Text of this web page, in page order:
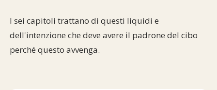
Il Talmud in italiano
Opere di Maimonide
Scambio di link
Dal nostro archivio
I sei capitoli trattano di questi liquidi e
dell'intenzione che deve avere il padrone del cibo
perché questo avvenga.